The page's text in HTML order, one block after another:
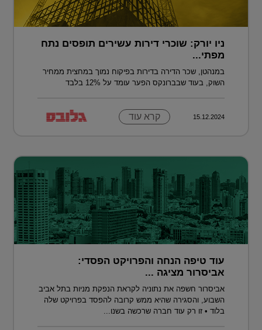
ניו יורק: שוכרי דירות עשירים תופסים נתח
מפתי...
במנהטן, שכר הדירה בדירות בפיקוח נמוך במחצית ממחיר
השוק, בעוד שבברונקס הפער עומד על 12% בלבד
15.12.2024 קרא עוד
עוד טיפה הנחה והפרויקט הפסדי:
אביסרור מציגה ...
אביסרור חשפה את נתוניה לקראת הנפקת מניות בתל אביב
השבוע, והסגירה שהיא ממש קרובה להפסד בפרויקט שלה
בלוד • זו רק עוד חברה שרכשה בשנו...